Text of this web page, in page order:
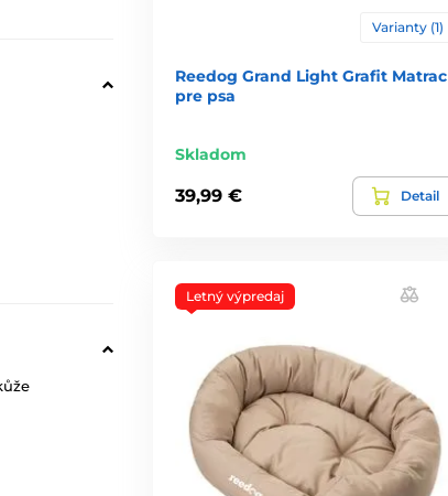
Varianty (1)
Reedog Grand Light Grafit Matrac
pre psa
Skladom
39,99 € Detail
Letný výpredaj